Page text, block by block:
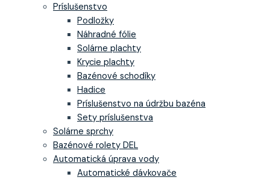
Príslušenstvo
Podložky
Náhradné fólie
Solárne plachty
Krycie plachty
Bazénové schodíky
Hadice
Príslušenstvo na údržbu bazéna
Sety príslušenstva
Solárne sprchy
Bazénové rolety DEL
Automatická úprava vody
Automatické dávkovače